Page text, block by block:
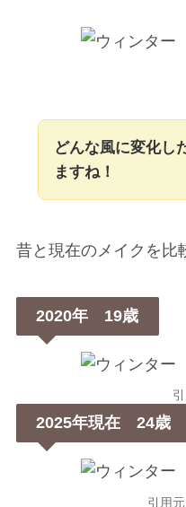
どんな風に変化し
ますね！
昔と現在のメイクを比
2020年 19歳
2025年現在 24歳
引用元